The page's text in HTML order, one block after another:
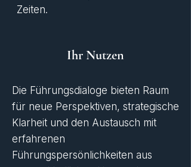
Zeiten.
Ihr Nutzen
Die Führungsdialoge bieten Raum
für neue Perspektiven, strategische
Klarheit und den Austausch mit
erfahrenen
Führungspersönlichkeiten aus